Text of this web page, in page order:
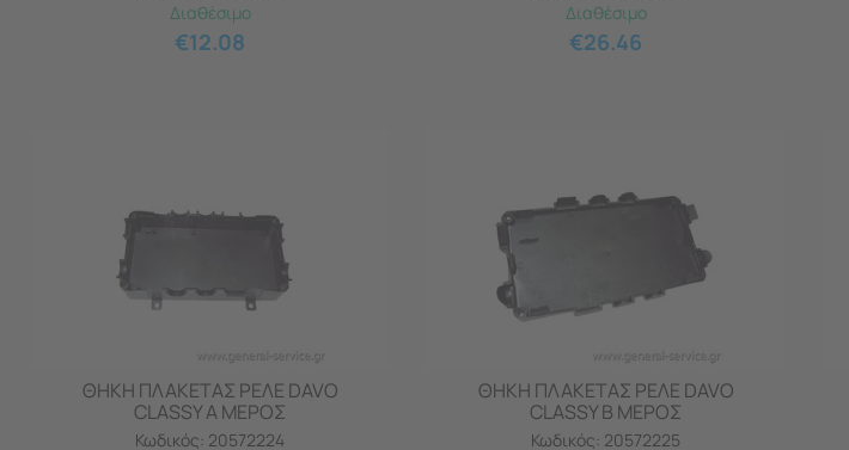
Διαθέσιμο
€12.08
Διαθέσιμο
€26.46
ΘΗΚΗ ΠΛΑΚΕΤΑΣ ΡΕΛΕ DAVO
CLASSY Α ΜΕΡΟΣ
Κωδικός: 20572224
ΘΗΚΗ ΠΛΑΚΕΤΑΣ ΡΕΛΕ DAVO
CLASSY Β ΜΕΡΟΣ
Κωδικός: 20572225